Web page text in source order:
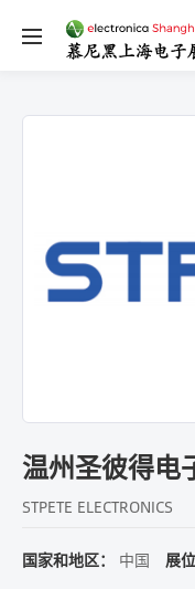
温州圣彼得电
STPETE ELECTRONICS
国家和地区： 中国 展